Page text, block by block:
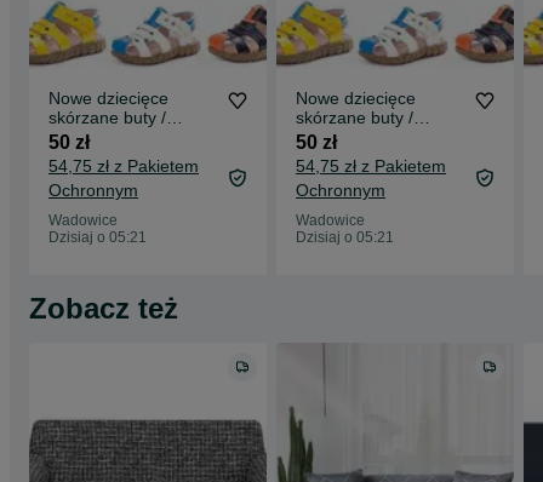
Nowe dziecięce
skórzane buty /
sandały / sandałki /
R.27 !3239!
50 zł
54,75 zł z Pakietem
Ochronnym
Wadowice
Dzisiaj o 05:21
Nowe dziecięce
skórzane buty /
sandały / sandałki /
R.21 !3229!
50 zł
54,75 zł z Pakietem
Ochronnym
Wadowice
Dzisiaj o 05:21
Zobacz też